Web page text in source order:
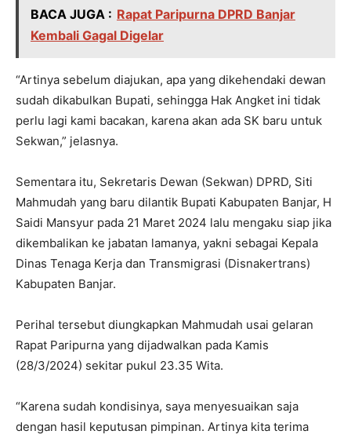
BACA JUGA : Rapat Paripurna DPRD Banjar
Kembali Gagal Digelar
“Artinya sebelum diajukan, apa yang dikehendaki dewan
sudah dikabulkan Bupati, sehingga Hak Angket ini tidak
perlu lagi kami bacakan, karena akan ada SK baru untuk
Sekwan,” jelasnya.
Sementara itu, Sekretaris Dewan (Sekwan) DPRD, Siti
Mahmudah yang baru dilantik Bupati Kabupaten Banjar, H
Saidi Mansyur pada 21 Maret 2024 lalu mengaku siap jika
dikembalikan ke jabatan lamanya, yakni sebagai Kepala
Dinas Tenaga Kerja dan Transmigrasi (Disnakertrans)
Kabupaten Banjar.
Perihal tersebut diungkapkan Mahmudah usai gelaran
Rapat Paripurna yang dijadwalkan pada Kamis
(28/3/2024) sekitar pukul 23.35 Wita.
“Karena sudah kondisinya, saya menyesuaikan saja
dengan hasil keputusan pimpinan. Artinya kita terima